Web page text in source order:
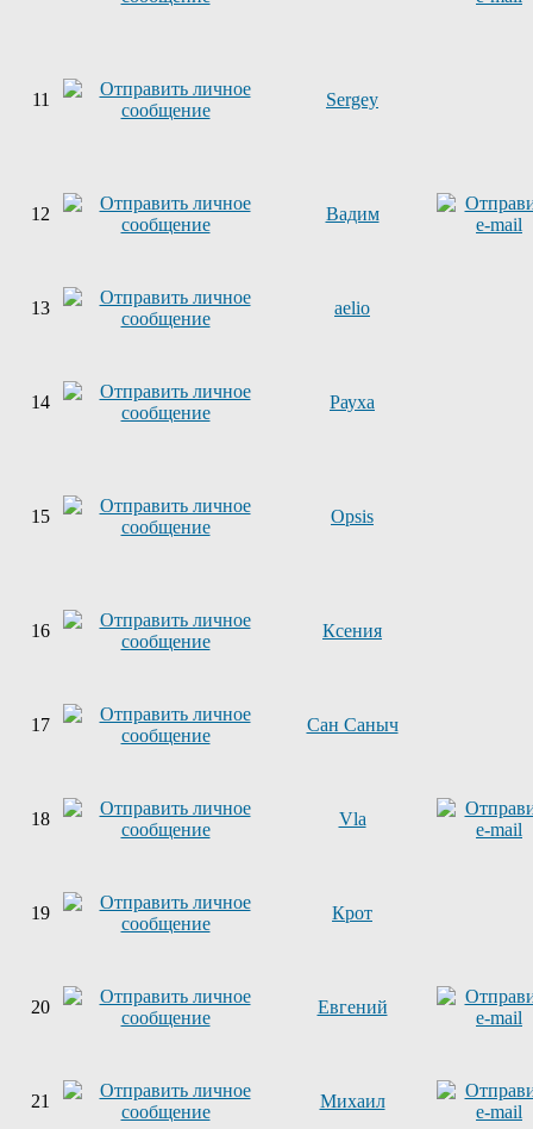
11 Sergey
12 Вадим
13 aelio
14 Рауха
15 Opsis
16 Ксения
17 Сан Саныч
18 Vla
19 Крот
20 Евгений
21 Михаил